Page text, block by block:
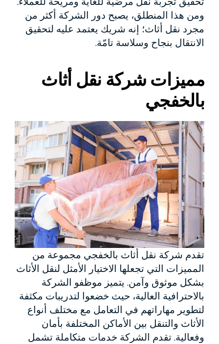
ومن هذا المنطلق، يصبح دور الشركة أكثر من
مجرد نقل أثاث؛ إنه شريك يعتمد عليه لتحقيق
الانتقال بنجاح وسلاسة تامّة.
مميزات شركة نقل أثاث
بالخفجي
تقدم شركة نقل أثاث بالخفجي مجموعة من
المميزات التي تجعلها الاختيار الأمثل لنقل الأثاث
بشكل موثوق وآمن. يتميز موظفو الشركة
بالاحترافية العالية، حيث خضعوا لتدريبات مكثفة
لتطوير مهاراتهم في التعامل مع مختلف أنواع
الأثاث والتنقل بين الأماكن المختلفة بأمان
وفعالية. تقدم الشركة خدمات متكاملة تشمل